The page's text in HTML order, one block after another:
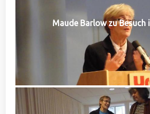
Maude Barlow zu Besuch